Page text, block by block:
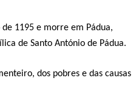
de 1195 e morre em Pádua,
de Santo António de Pádua.
dos pobres e das causas